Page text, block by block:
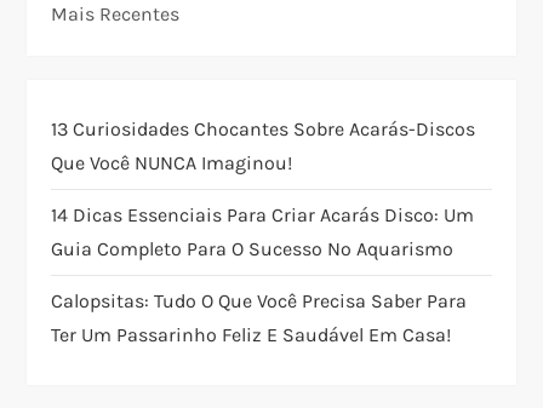
a
ã
o
d
e
Mais Recentes
13 Curiosidades Chocantes Sobre Acarás-Discos
Que Você NUNCA Imaginou!
14 Dicas Essenciais Para Criar Acarás Disco: Um
Guia Completo Para O Sucesso No Aquarismo
Calopsitas: Tudo O Que Você Precisa Saber Para
Ter Um Passarinho Feliz E Saudável Em Casa!